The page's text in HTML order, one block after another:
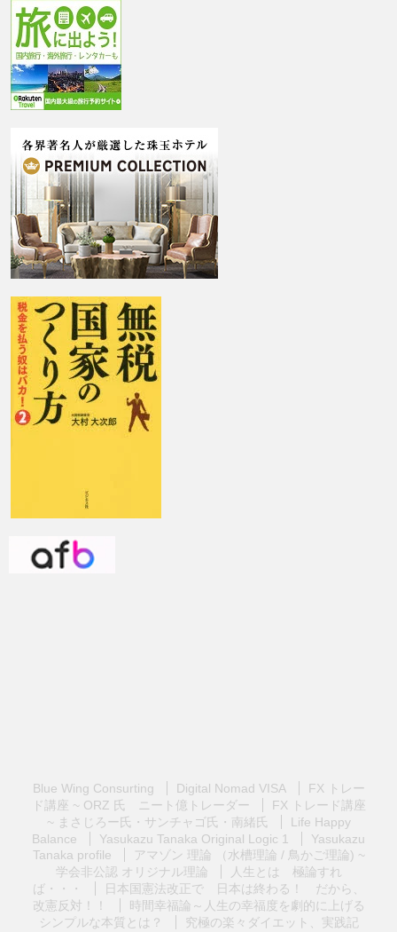
Blue Wing Consurting Digital Nomad VISA
FX トレー
ド講座 ~ ORZ 氏 ニート億トレーダー
FX トレード講座
~ まさじろー氏・サンチャゴ氏・南緒氏
Life Happy
Balance
Yasukazu Tanaka Original Logic 1
Yasukazu
Tanaka profile
アマゾン 理論 （水槽理論 / 鳥かご理論) ~
学会非公認 オリジナル理論
人生とは 極論すれ
ば・・・
日本国憲法改正で 日本は終わる！ だから、
改憲反対！！
時間幸福論～人生の幸福度を劇的に上げる
シンプルな本質とは？
究極の楽々ダイエット、実践記